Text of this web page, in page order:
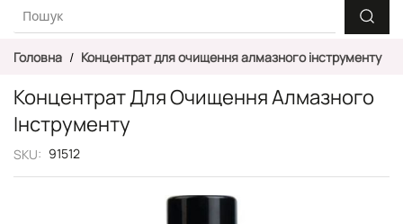
Головна Концентрат для очищення алмазного інструменту
Концентрат Для Очищення Алмазного
Інструменту
SKU 91512